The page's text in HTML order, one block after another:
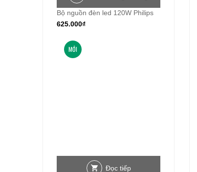
Bộ nguồn đèn led 120W Philips
625.000₫
MỚI
Đọc tiếp